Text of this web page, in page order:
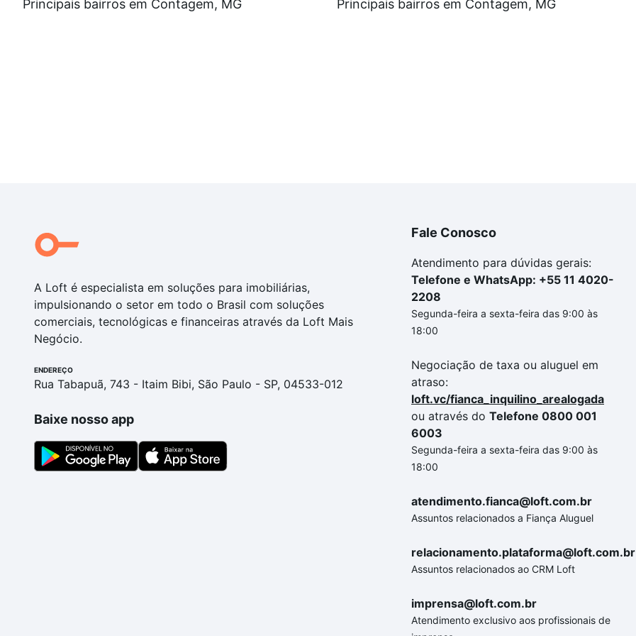
Principais bairros em Contagem, MG Principais bairros em Contagem, MG
A Loft é especialista em soluções para imobiliárias,
impulsionando o setor em todo o Brasil com soluções
comerciais, tecnológicas e financeiras através da Loft Mais
Negócio.
ENDEREÇO
Rua Tabapuã, 743 - Itaim Bibi, São Paulo - SP, 04533-012
Baixe nosso app
Fale Conosco
Atendimento para dúvidas gerais:
Telefone e WhatsApp: +55 11 4020-
2208
Segunda-feira a sexta-feira das 9:00 às
18:00
Negociação de taxa ou aluguel em
atraso:
loft.vc/fianca_inquilino_arealogada
ou através do Telefone 0800 001
6003
Segunda-feira a sexta-feira das 9:00 às
18:00
atendimento.fianca@loft.com.br
Assuntos relacionados a Fiança Aluguel
relacionamento.plataforma@loft.com.br
Assuntos relacionados ao CRM Loft
imprensa@loft.com.br
Atendimento exclusivo aos profissionais de